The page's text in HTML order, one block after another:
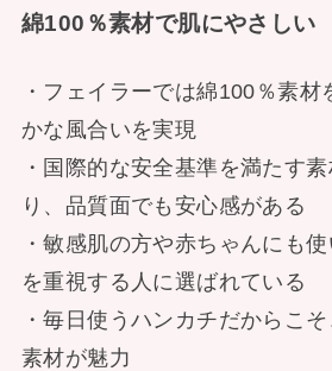
綿100％素材で肌にやさしい
・フェイラーでは綿100％素材
かな風合いを実現
・国際的な安全基準を満たす
り、品質面でも安心感がある
・敏感肌の方や赤ちゃんにも
を重視する人に選ばれている
・毎日使うハンカチだからこ
素材が魅力